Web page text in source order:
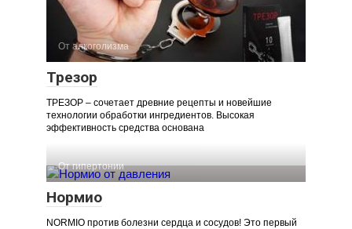
От алкоголизма
Трезор
ТРЕЗОР – сочетает древние рецепты и новейшие
технологии обработки ингредиентов. Высокая
эффективность средства основана
От гипертонии
Нормио
NORMIO против болезни сердца и сосудов! Это первый